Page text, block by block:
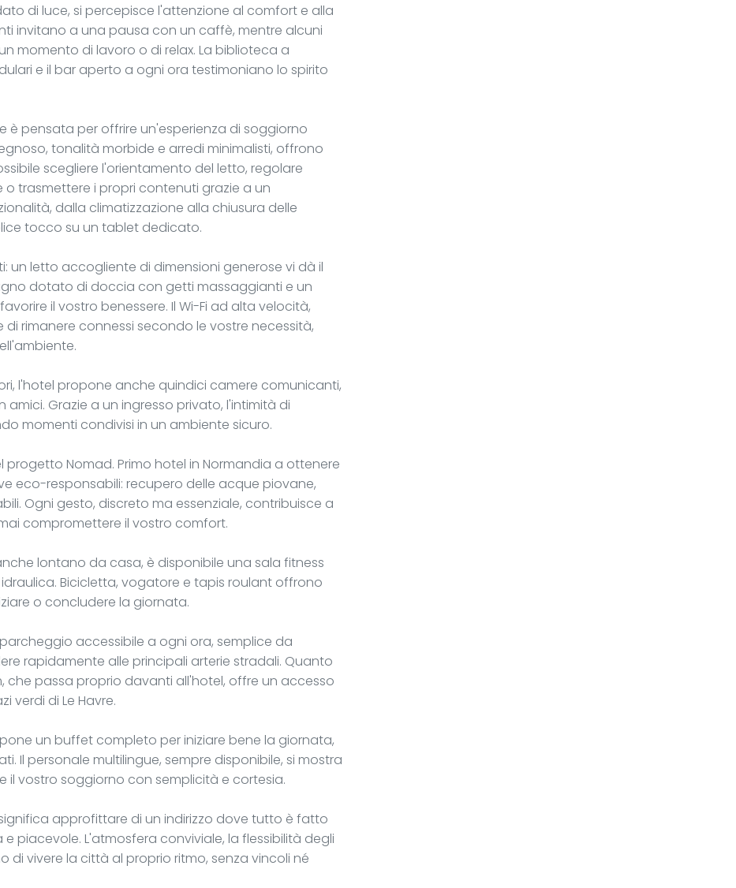
di luce, si percepisce l'attenzione al comfort e alla
invitano a una pausa con un caffè, mentre alcuni
momento di lavoro o di relax. La biblioteca a
e il bar aperto a ogni ora testimoniano lo spirito
è pensata per offrire un'esperienza di soggiorno
tonalità morbide e arredi minimalisti, offrono
scegliere l'orientamento del letto, regolare
o trasmettere i propri contenuti grazie a un
dalla climatizzazione alla chiusura delle
tocco su un tablet dedicato.
un letto accogliente di dimensioni generose vi dà il
dotato di doccia con getti massaggianti e un
il vostro benessere. Il Wi-Fi ad alta velocità,
rimanere connessi secondo le vostre necessità,
l'hotel propone anche quindici camere comunicanti,
Grazie a un ingresso privato, l'intimità di
momenti condivisi in un ambiente sicuro.
Nomad. Primo hotel in Normandia a ottenere
eco-responsabili: recupero delle acque piovane,
Ogni gesto, discreto ma essenziale, contribuisce a
compromettere il vostro comfort.
lontano da casa, è disponibile una sala fitness
Bicicletta, vogatore e tapis roulant offrono
o concludere la giornata.
accessibile a ogni ora, semplice da
rapidamente alle principali arterie stradali. Quanto
che passa proprio davanti all'hotel, offre un accesso
verdi di Le Havre.
un buffet completo per iniziare bene la giornata,
Il personale multilingue, sempre disponibile, si mostra
vostro soggiorno con semplicità e cortesia.
approfittare di un indirizzo dove tutto è fatto
piacevole. L'atmosfera conviviale, la flessibilità degli
di vivere la città al proprio ritmo, senza vincoli né